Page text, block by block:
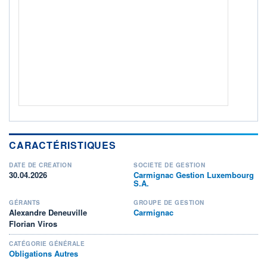
+ PORTEFEUILLE + LISTE
CARACTÉRISTIQUES
DATE DE CRÉATION
30.04.2026
SOCIÉTÉ DE GESTION
Carmignac Gestion Luxembourg
S.A.
GÉRANTS
Alexandre Deneuville
Florian Viros
GROUPE DE GESTION
Carmignac
CATÉGORIE GÉNÉRALE
Obligations Autres